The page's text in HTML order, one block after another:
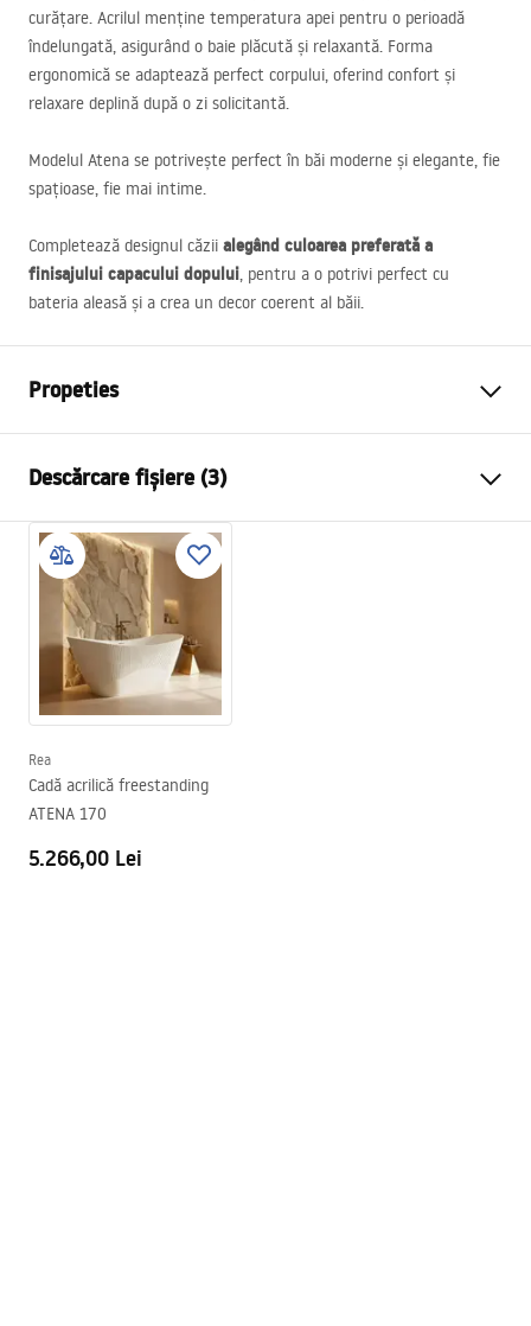
curățare. Acrilul menține temperatura apei pentru o perioadă
îndelungată, asigurând o baie plăcută și relaxantă. Forma
ergonomică se adaptează perfect corpului, oferind confort și
relaxare deplină după o zi solicitantă.
Modelul Atena se potrivește perfect în băi moderne și elegante, fie
spațioase, fie mai intime.
Completează designul căzii alegând culoarea preferată a
finisajului capacului dopului, pentru a o potrivi perfect cu
bateria aleasă și a crea un decor coerent al băii.
Propeties
Culoare
Material
ABS
Lungime
Latime
Inalime
Parte de montaj
Dop și sifon incluse
Garantie
Descărcare fișiere (3)
Manual
Instrukcja_wanien_wolnostoj__cych.pdf
Informații de siguranță
WARUNKI_BEZPIECZENSTWA_WANNY.pdf
Warranty_Terms_and_Conditions_Bathtubs.pdf
Rea
Cadă acrilică freestanding
ATENA 170
5.266,00 Lei